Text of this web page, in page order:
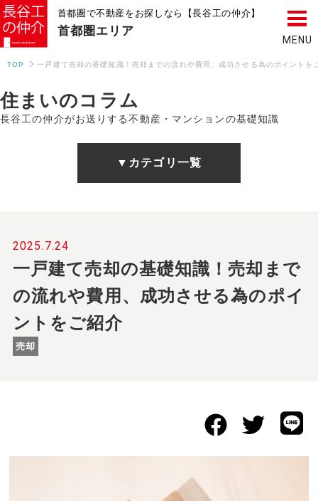
首都圏で不動産をお探しなら【長谷工の仲介】
首都圏 エリア
TOP 一戸建て売却の基礎知識！売却までの流れや費用、成功させる為のポイントを
住まいのコラム
長谷工の仲介がお送りする不動産・マンションの基礎知識
▼カテゴリ一覧
2025.7.24
一戸建て売却の基礎知識！売却まで
の流れや費用、成功させる為のポイ
ントをご紹介
売却